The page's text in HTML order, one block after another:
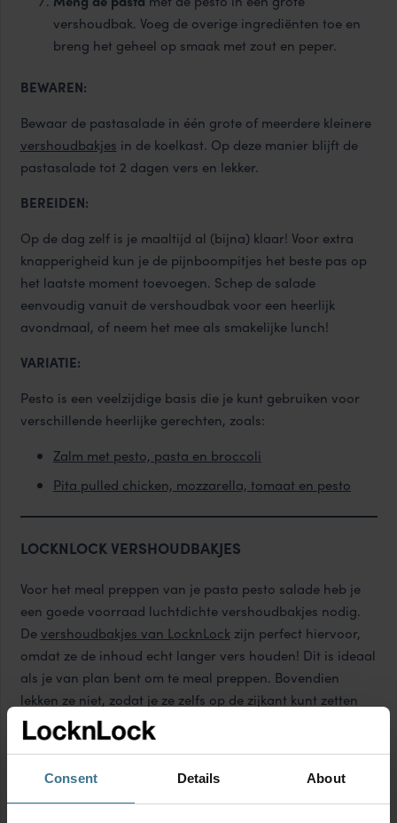
Consent Details About
vershoudbak. Voeg de overige ingrediënten toe en
breng het geheel op smaak met zout en peper.
BEWAREN:
Bewaar de pastasalade in één grote of meerdere kleinere
vershoudbakjes in de koelkast. Op deze manier blijft de
pastasalade tot 2 dagen vers en lekker.
BEREIDEN:
Op de dag zelf is je maaltijd al (bijna) klaar! Voor extra
knapperigheid kun je de pijnboompitjes het beste pas op
het laatste moment toevoegen. Schep de salade
eenvoudig vanuit de vershoudbak voor een heerlijk
avondmaal, of neem het mee als smakelijke lunch!
VARIATIE:
Pesto is een veelzijdige basis die je kunt gebruiken voor
verschillende heerlijke gerechten, zoals:
Zalm met pesto, pasta en broccoli
Pita pulled chicken, mozzarella, tomaat en pesto
LOCKNLOCK VERSHOUDBAKJES
Voor het meal preppen van je pasta pesto salade heb je
een goede voorraad luchtdichte vershoudbakjes nodig.
Devershoudbakjes van LocknLockzijn perfect hiervoor,
omdat ze de inhoud echt langer vers houden! Dit is ideaal
als je van plan bent om te meal preppen. Bovendien
lekken ze niet, zodat je ze zelfs op de zijkant kunt zetten
wanneer je even geen plaats meer hebt in je koelkast.
Daarnaast zijn de bakjes geschikt voor gebruik in de
gemakkelijk en geniet van je heerlijke pasta pesto salade,
waar en wanneer je maar wilt!